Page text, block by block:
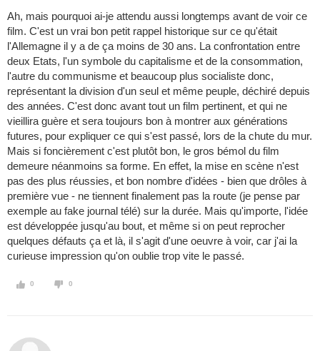
Ah, mais pourquoi ai-je attendu aussi longtemps avant de voir ce
film. C'est un vrai bon petit rappel historique sur ce qu'était
l'Allemagne il y a de ça moins de 30 ans. La confrontation entre
deux Etats, l'un symbole du capitalisme et de la consommation,
l'autre du communisme et beaucoup plus socialiste donc,
représentant la division d'un seul et même peuple, déchiré depuis
des années. C'est donc avant tout un film pertinent, et qui ne
vieillira guère et sera toujours bon à montrer aux générations
futures, pour expliquer ce qui s'est passé, lors de la chute du mur.
Mais si foncièrement c'est plutôt bon, le gros bémol du film
demeure néanmoins sa forme. En effet, la mise en scène n'est
pas des plus réussies, et bon nombre d'idées - bien que drôles à
première vue - ne tiennent finalement pas la route (je pense par
exemple au fake journal télé) sur la durée. Mais qu'importe, l'idée
est développée jusqu'au bout, et même si on peut reprocher
quelques défauts ça et là, il s'agit d'une oeuvre à voir, car j'ai la
curieuse impression qu'on oublie trop vite le passé.
0 0